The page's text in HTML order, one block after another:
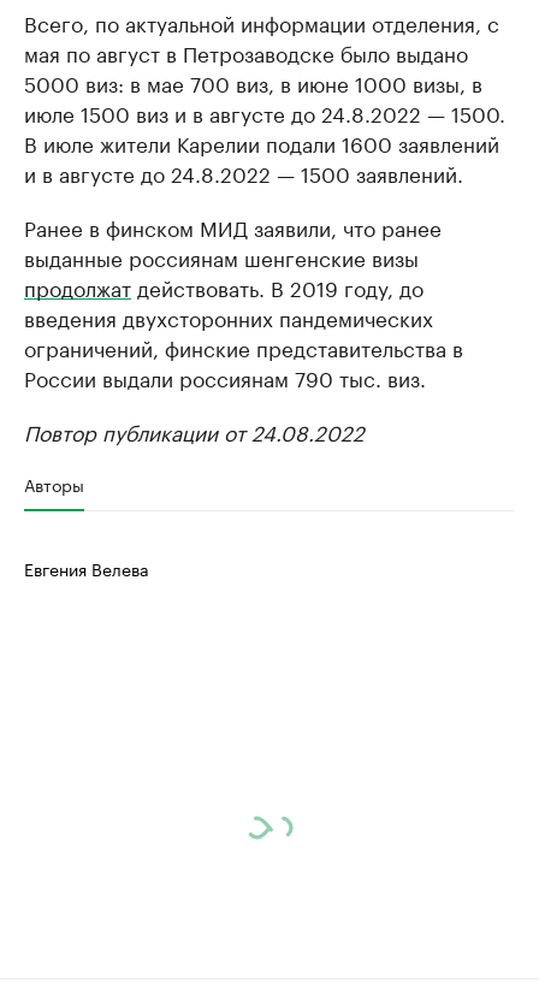
Всего, по актуальной информации отделения, с
мая по август в Петрозаводске было выдано
5000 виз: в мае 700 виз, в июне 1000 визы, в
июле 1500 виз и в августе до 24.8.2022 — 1500.
В июле жители Карелии подали 1600 заявлений
и в августе до 24.8.2022 — 1500 заявлений.
Ранее в финском МИД заявили, что ранее
выданные россиянам шенгенские визы
продолжат действовать. В 2019 году, до
введения двухсторонних пандемических
ограничений, финские представительства в
России выдали россиянам 790 тыс. виз.
Повтор публикации от 24.08.2022
Авторы
Евгения Велева